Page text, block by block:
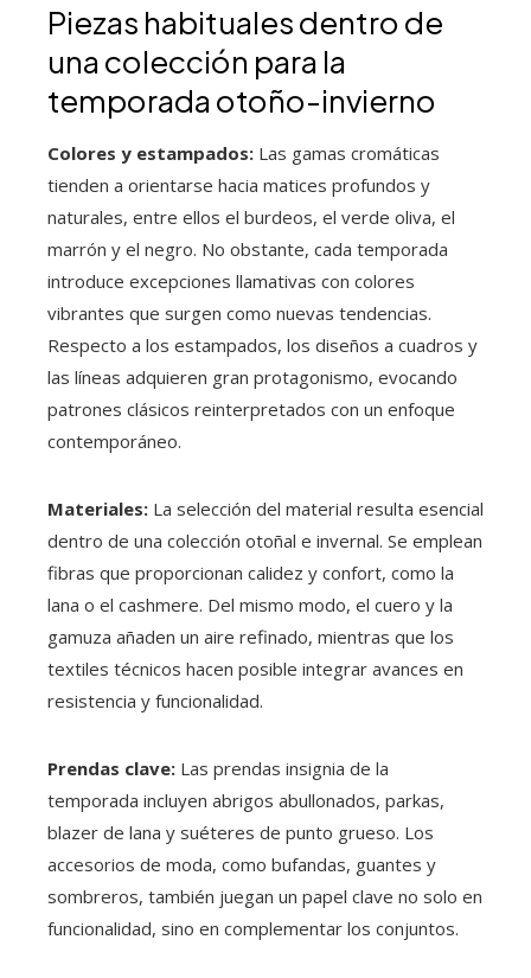
Piezas habituales dentro de
una colección para la
temporada otoño-invierno
Colores y estampados: Las gamas cromáticas
tienden a orientarse hacia matices profundos y
naturales, entre ellos el burdeos, el verde oliva, el
marrón y el negro. No obstante, cada temporada
introduce excepciones llamativas con colores
vibrantes que surgen como nuevas tendencias.
Respecto a los estampados, los diseños a cuadros y
las líneas adquieren gran protagonismo, evocando
patrones clásicos reinterpretados con un enfoque
contemporáneo.
Materiales: La selección del material resulta esencial
dentro de una colección otoñal e invernal. Se emplean
fibras que proporcionan calidez y confort, como la
lana o el cashmere. Del mismo modo, el cuero y la
gamuza añaden un aire refinado, mientras que los
textiles técnicos hacen posible integrar avances en
resistencia y funcionalidad.
Prendas clave: Las prendas insignia de la
temporada incluyen abrigos abullonados, parkas,
blazer de lana y suéteres de punto grueso. Los
accesorios de moda, como bufandas, guantes y
sombreros, también juegan un papel clave no solo en
funcionalidad, sino en complementar los conjuntos.